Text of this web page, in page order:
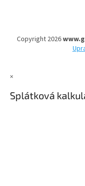
Copyright 2026
×
Splátková